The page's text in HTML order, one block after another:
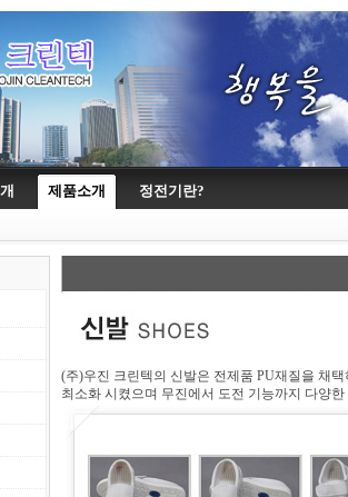
제품소개 정전기란?
(주)우진 크린텍의 신발은 전제품 PU재질을 채
최소화 시켰으며 무진에서 도전 기능까지 다양